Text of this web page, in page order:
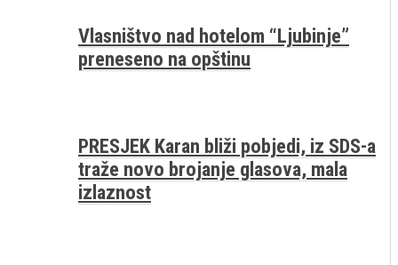
Vlasništvo nad hotelom “Ljubinje”
preneseno na opštinu
PRESJEK Karan bliži pobjedi, iz SDS-a
traže novo brojanje glasova, mala
izlaznost